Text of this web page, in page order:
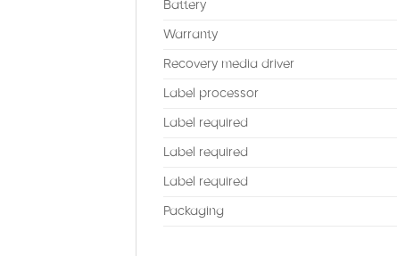
Battery
Warranty
Recovery media driver
Label processor
Label required
Label required
Label required
Packaging